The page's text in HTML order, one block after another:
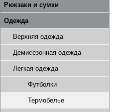
Рюкзаки и сумки
Одежда
Верхняя одежда
Демисезонная одежда
Легкая одежда
Футболки
Термобелье